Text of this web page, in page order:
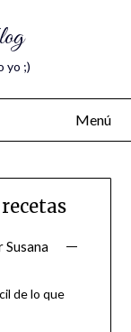
yo ;)
Menú
Susana
de lo que